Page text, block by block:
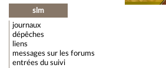
slm
journaux
dépêches
liens
messages sur les forums
entrées du suivi